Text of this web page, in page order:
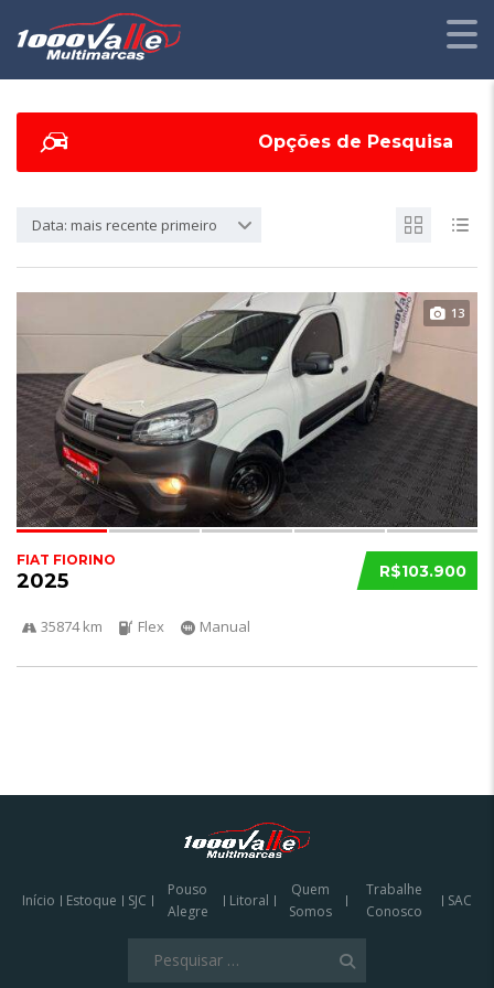
Opções de Pesquisa
Data: mais recente primeiro
13
R$103.900
FIAT FIORINO
2025
35874 km Flex Manual
Início Estoque SJC
Pouso
Alegre
Litoral
Quem
Somos
Trabalhe
Conosco
SAC